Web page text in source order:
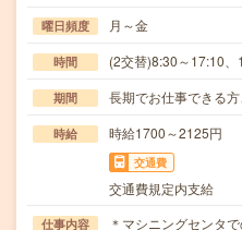
曜日頻度 月～金
時間 (2交替)8:30～17:10
期間 長期でお仕事できる方
時給 時給1700～2125円
交通費
交通費規定内支給
仕事内容 ＊マシニングセンタ